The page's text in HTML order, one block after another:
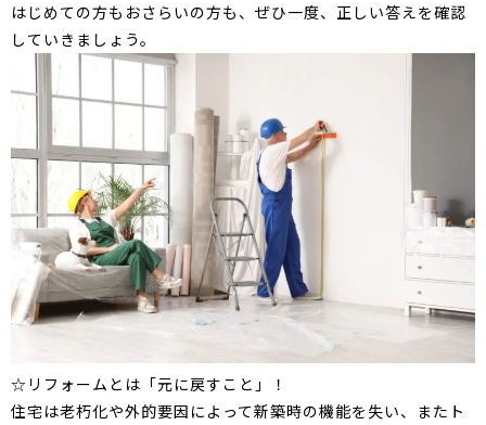
はじめての方もおさらいの方も、ぜひ一度、正しい答えを確認
していきましょう。
☆リフォームとは「元に戻すこと」！
住宅は老朽化や外的要因によって新築時の機能を失い、またト